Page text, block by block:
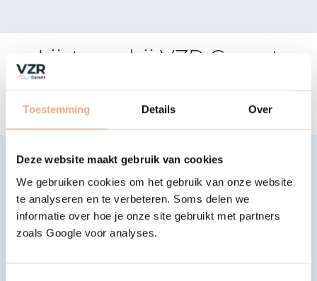
Toestemming Details Over
Deze website maakt gebruik van cookies
We gebruiken cookies om het gebruik van onze website
te analyseren en te verbeteren. Soms delen we
informatie over hoe je onze site gebruikt met partners
zoals Google voor analyses.
Lijst van bij VZR Garant
aangesloten organisaties